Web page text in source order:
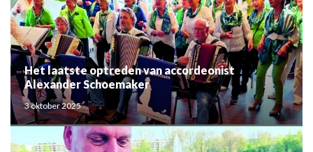
Het laatste optreden van accordeonist
Alexander Schoemaker
3 oktober 2025